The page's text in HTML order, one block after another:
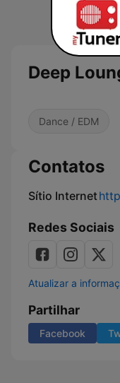
Deep
Dance / EDM
Contatos
Sítio Internet
Redes Sociais
Atualizar a
Partilhar
Facebook